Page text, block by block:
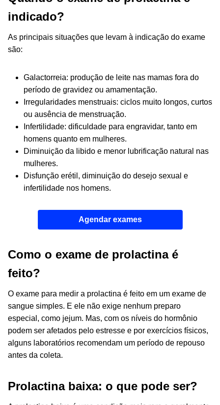
indicado?
As principais situações que levam à indicação do exame
são:
Galactorreia: produção de leite nas mamas fora do
período de gravidez ou amamentação.
Irregularidades menstruais: ciclos muito longos, curtos
ou ausência de menstruação.
Infertilidade: dificuldade para engravidar, tanto em
homens quanto em mulheres.
Diminuição da libido e menor lubrificação natural nas
mulheres.
Disfunção erétil, diminuição do desejo sexual e
infertilidade nos homens.
Agendar exames
Como o exame de prolactina é
feito?
O exame para medir a prolactina é feito em um exame de
sangue simples. E ele não exige nenhum preparo
especial, como jejum. Mas, com os níveis do hormônio
podem ser afetados pelo estresse e por exercícios físicos,
alguns laboratórios recomendam um período de repouso
antes da coleta.
Prolactina baixa: o que pode ser?